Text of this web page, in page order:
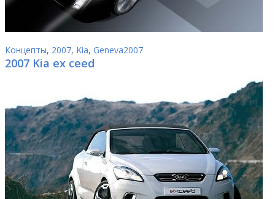
Концепты, 2007, Kia, Geneva2007
2007 Kia ex ceed